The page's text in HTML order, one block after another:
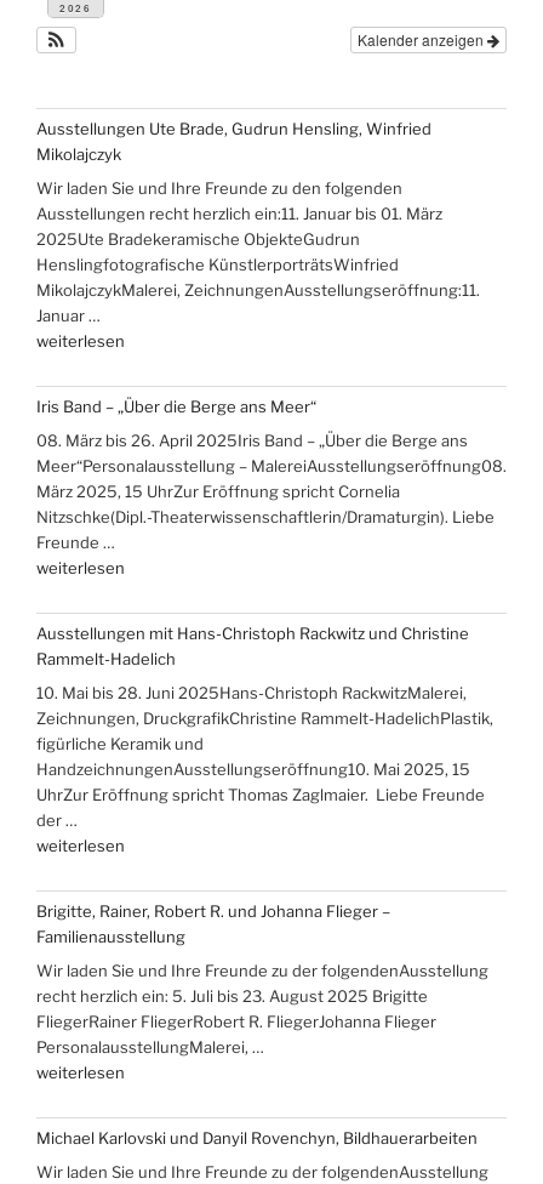
2026
Kalender anzeigen
Ausstellungen Ute Brade, Gudrun Hensling, Winfried
Mikolajczyk
Wir laden Sie und Ihre Freunde zu den folgenden
Ausstellungen recht herzlich ein:11. Januar bis 01. März
2025Ute Bradekeramische ObjekteGudrun
Henslingfotografische KünstlerporträtsWinfried
MikolajczykMalerei, ZeichnungenAusstellungseröffnung:11.
Januar …
„Ausstellungen
Brade,
Gudrun
Hensling,
Winfried
Mikolajczyk“
weiterlesen
Iris Band – „Über die Berge ans Meer“
08. März bis 26. April 2025Iris Band – „Über die Berge ans
Meer“Personalausstellung – MalereiAusstellungseröffnung08.
März 2025, 15 UhrZur Eröffnung spricht Cornelia
Nitzschke(Dipl.-Theaterwissenschaftlerin/Dramaturgin). Liebe
Freunde …
„Iris
–
„Über
die
Berge
ans
Meer““
weiterlesen
Ausstellungen mit Hans-Christoph Rackwitz und Christine
Rammelt-Hadelich
10. Mai bis 28. Juni 2025Hans-Christoph RackwitzMalerei,
Zeichnungen, DruckgrafikChristine Rammelt-HadelichPlastik,
figürliche Keramik und
HandzeichnungenAusstellungseröffnung10. Mai 2025, 15
UhrZur Eröffnung spricht Thomas Zaglmaier. Liebe Freunde
der …
„Ausstellungen
Hans-
Christoph
Rackwitz
und
Christine
Rammelt-
Hadelich“
weiterlesen
Brigitte, Rainer, Robert R. und Johanna Flieger –
Familienausstellung
Wir laden Sie und Ihre Freunde zu der folgendenAusstellung
recht herzlich ein: 5. Juli bis 23. August 2025 Brigitte
FliegerRainer FliegerRobert R. FliegerJohanna Flieger
PersonalausstellungMalerei, …
„Brigitte,
Robert
R.
und
weiterlesen
Michael Karlovski und Danyil Rovenchyn, Bildhauerarbeiten
Wir laden Sie und Ihre Freunde zu der folgendenAusstellung